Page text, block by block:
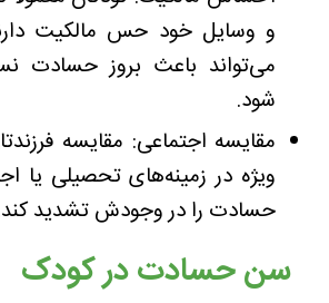
و وسایل خود حس مالکیت
می‌تواند باعث بروز حسادت
شود.
مقایسه اجتماعی: مقایسه
ویژه در زمینه‌های تحصیلی یا
حسادت را در وجودش تشدید
سن حسادت در کودک